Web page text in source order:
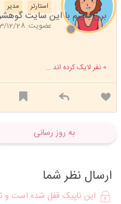
مدیر استارتر
عضویت: 1403/12/28
برن بمیرم با این سایت
0 نفر لایک کرده اند ...
به روز رسانی
ارسال نظر شما
این تاپیک قفل شده است و